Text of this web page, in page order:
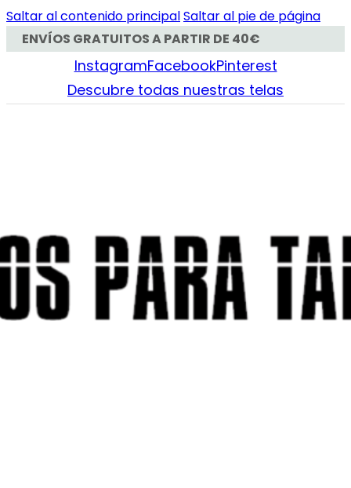
Saltar al contenido principalSaltar al pie de página
ENVÍOS GRATUITOS A PARTIR DE 40€
InstagramFacebookPinterest
Descubre todas nuestras telas